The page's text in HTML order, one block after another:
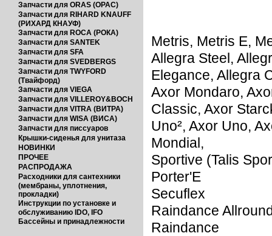
Запчасти для ORAS (ОРАС)
Запчасти для RIHARD KNAUFF
(РИХАРД КНАУФ)
Запчасти для ROCA (РОКА)
Запчасти для SANTEK
Запчасти для SFA
Запчасти для SVEDBERGS
Запчасти для TWYFORD
(Твайфорд)
Запчасти для VIEGA
Запчасти для VILLEROY&BOCH
Запчасти для VITRA (ВИТРА)
Запчасти для WISA (ВИСА)
Запчасти для писсуаров
Крышки-сиденья для унитаза
НОВИНКИ
ПРОЧЕЕ
РАСПРОДАЖА
Расходники для сантехники
(мембраны, уплотнения,
прокладки)
Инструкции по установке и
обслуживанию IDO, IFO
Бассейны и принадлежности
Metris, Metris E,
Allegra Steel,
Elegance, Allegra
Axor Mondaro,
Classic, Axor
Uno², Axor Uno,
Mondial,
Sportive (Talis
Porter'E
Secuflex
Raindance
Raindance